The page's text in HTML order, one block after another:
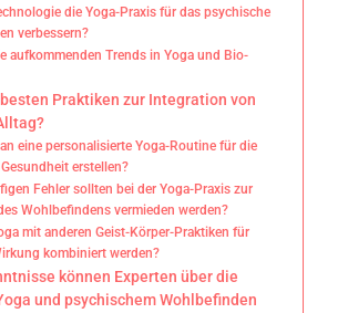
die Yoga-Praxis für das psychische
verbessern?
aufkommenden Trends in Yoga und Bio-
Praktiken zur Integration von
eine personalisierte Yoga-Routine für die
erstellen?
Fehler sollten bei der Yoga-Praxis zur
Wohlbefindens vermieden werden?
mit anderen Geist-Körper-Praktiken für
kombiniert werden?
können Experten über die
und psychischem Wohlbefinden